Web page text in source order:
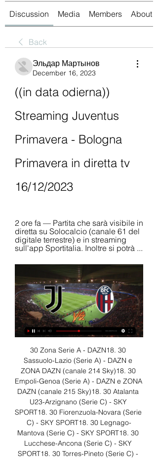
Discussion Media Members About
Back
Эльдар Мартынов
December 16, 2023
((in data odierna))
Streaming Juventus
Primavera - Bologna
Primavera in diretta tv
16/12/2023
2 ore fa — Partita che sarà visibile in
diretta su Solocalcio (canale 61 del
digitale terrestre) e in streaming
sull'app Sportitalia. Inoltre si potrà ...
30 Zona Serie A - DAZN18. 30
Sassuolo-Lazio (Serie A) - DAZN e
ZONA DAZN (canale 214 Sky)18. 30
Empoli-Genoa (Serie A) - DAZN e ZONA
DAZN (canale 215 Sky)18. 30 Atalanta
U23-Arzignano (Serie C) - SKY
SPORT18. 30 Fiorenzuola-Novara (Serie
C) - SKY SPORT18. 30 Legnago-
Mantova (Serie C) - SKY SPORT18. 30
Lucchese-Ancona (Serie C) - SKY
SPORT18. 30 Torres-Pineto (Serie C) -